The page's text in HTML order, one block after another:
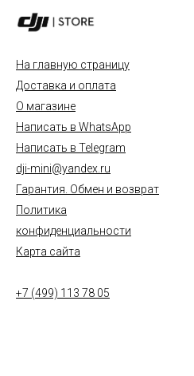
На главную страницу
Доставка и оплата
О магазине
Написать в WhatsApp
Написать в Telegram
dji-mini@yandex.ru
Гарантия. Обмен и возврат
Политика
конфиденциальности
Карта сайта
+7 (499) 113 78 05